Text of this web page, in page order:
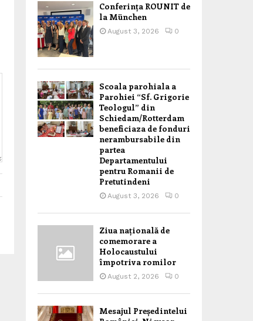
Conferința ROUNIT de
la München
August 3, 2026 0
Scoala parohiala a
Parohiei “Sf. Grigorie
Teologul” din
Schiedam/Rotterdam
beneficiaza de fonduri
nerambursabile din
partea
Departamentului
pentru Romanii de
Pretutindeni
August 3, 2026 0
Ziua națională de
comemorare a
Holocaustului
împotriva romilor
August 2, 2026 0
Mesajul Președintelui